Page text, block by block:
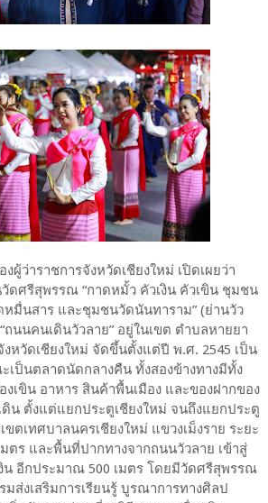
ผู้ว่าราชการจังหวัดเชียงใหม่ เปิดเผยว่า
ศรีสุพรรณ “กาดหมั้ว คัวเงิน คัวเขิน ชุมชน
มื่นสาร และชุมชนวัดนันทาราม” (ย่านวัว
ถนนคนเดินวัวลาย” อยู่ในเขต ตำบลหายยา
งหวัดเชียงใหม่ จัดขึ้นตั้งแต่ปี พ.ศ. 2545 เป็น
ป็นตลาดนัดกลางคืน ทั้งสองข้างทางมีทั้ง
งเขิน อาหาร สินค้าพื้นเมือง และของฝากของ
น ตั้งแต่แยกประตูเชียงใหม่ จนถึงแยกประตู
ตเทศบาลนครเชียงใหม่ แขวงเม็งราย ระยะ
ตร และพื้นที่ปากทางจากถนนวัวลาย เข้าสู่
น อีกประมาณ 500 เมตร โดยมีวัดศรีสุพรรณ
ส่งเสริมการเรียนรู้ บูรณาการทางศิลป